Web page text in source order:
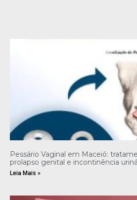
Pessário Vaginal em Maceió:
prolapso genital e incontinência
Leia Mais »